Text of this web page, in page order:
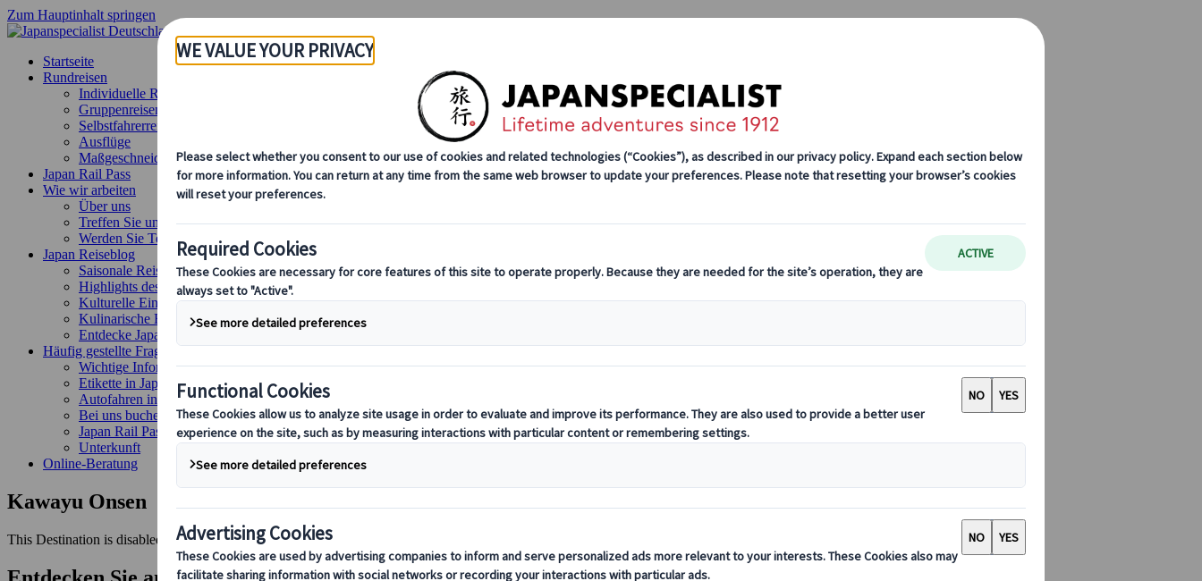
Zum Hauptinhalt springen
Startseite
Rundreisen
Individuelle Reisen
Gruppenreisen
Selbstfahrerreisen
Ausflüge
Maßgeschneiderte Gruppenreisen
Japan Rail Pass
Wie wir arbeiten
Über uns
Treffen Sie unser Team
Werden Sie Teil unseres Teams
Japan Reiseblog
Saisonale Reisetipps
Highlights des Reiseziels
Kulturelle Einblicke
Kulinarische Erlebnisse
Entdecke Japan mit dem Zug
Häufig gestellte Fragen
Wichtige Informationen
Etikette in Japan
Autofahren in Japan
Bei uns buchen
Japan Rail Pass
Unterkunft
Online-Beratung
Kawayu Onsen
This Destination is disabled to display.